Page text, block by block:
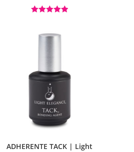
ADHERENTE TACK | Light